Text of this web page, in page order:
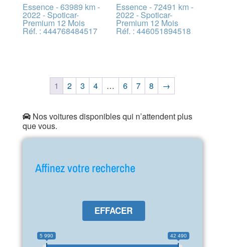
Essence - 63989 km -
2022 - Spoticar-
Premium 12 Mois
Réf. : 444768484517
Essence - 72491 km -
2022 - Spoticar-
Premium 12 Mois
Réf. : 446051894518
1 2 3 4 … 6 7 8 →
Nos voitures disponibles qui n’attendent plus
que vous.
Affinez votre recherche
EFFACER
5 990 42 490